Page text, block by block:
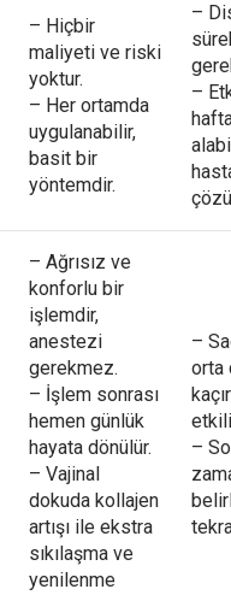
– Hiçbir
maliyeti ve riski
yoktur.
– Her ortamda
uygulanabilir,
basit bir
yöntemdir.
–
–
– Ağrısız ve
konforlu bir
işlemdir,
anestezi
gerekmez.
– İşlem sonrası
hemen günlük
hayata dönülür.
– Vajinal
dokuda kollajen
artışı ile ekstra
sıkılaşma ve
yenilenme
–
orta
–